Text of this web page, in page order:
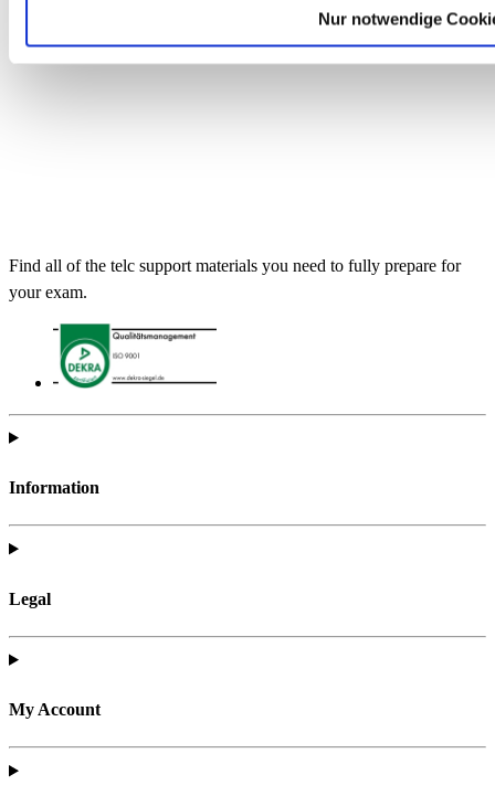
Nur notwendige
Find all of the telc support materials you need to fully prepare for
your exam.
Information
Legal
My Account